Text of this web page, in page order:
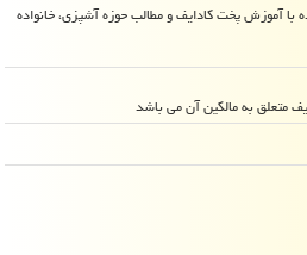
با آموزش پخت کادایف و مطالب حوزه آشپزی، خانواده